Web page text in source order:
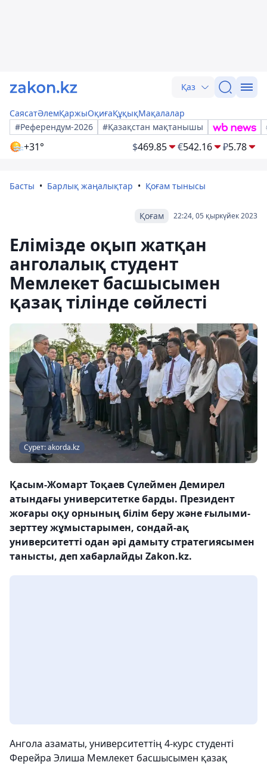
Қаз
СаясатӘлемҚаржыОқиғаҚұқықМақалалар
#Референдум-2026
#Қазақстан мақтанышы
+31° $469.85 €542.16 ₽5.78
Басты Барлық жаңалықтар Қоғам тынысы
22:24, 05 қыркүйек 2023
Қоғам
Елімізде оқып жатқан
анголалық студент
Мемлекет басшысымен
қазақ тілінде сөйлесті
Сурет: akorda.kz
Қасым-Жомарт Тоқаев Сүлеймен Демирел
атындағы университетке барды. Президент
жоғары оқу орнының білім беру және ғылыми-
зерттеу жұмыстарымен, сондай-ақ
университетті одан әрі дамыту стратегиясымен
танысты, деп хабарлайды Zakon.kz.
Ангола азаматы, университеттің 4-курс студенті
Ферейра Элиша Мемлекет басшысымен қазақ